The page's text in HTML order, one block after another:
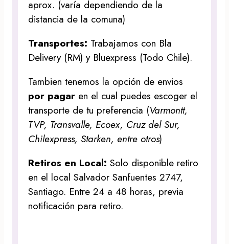
aprox. (varía dependiendo de la
distancia de la comuna)
Transportes: Trabajamos con Bla
Delivery (RM) y Bluexpress (Todo Chile).
Tambien tenemos la opción de envios
por pagar en el cual puedes escoger el
transporte de tu preferencia (Varmontt,
TVP, Transvalle, Ecoex, Cruz del Sur,
Chilexpress, Starken, entre otros)
Retiros en Local:Solo disponible retiro
en el local Salvador Sanfuentes 2747,
Santiago. Entre 24 a 48 horas, previa
notificación para retiro.